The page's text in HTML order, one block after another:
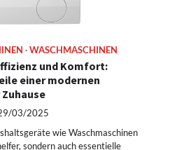
WASCHMASCHINEN
und Komfort:
einer modernen
03/2025
wie Waschmaschinen
sondern auch essentielle